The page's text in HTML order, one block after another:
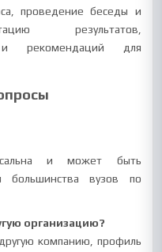
проведение беседы и
результатов,
рекомендаций для
и может быть
большинства вузов по
организацию?
компанию, профиль